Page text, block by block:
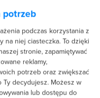
koncie Użytkownika jest
realizacji Usługi.
jest inna osoba niż
w sekcji danych fakturowych
dane nabywcy do wystawienia
potrzeb
podczas korzystania z
na niej ciasteczka. To dzięki
stronie, zapamiętywać
reklamy,
potrzeb oraz zwiększać
Ty decydujesz. Możesz w
lub dostępu do